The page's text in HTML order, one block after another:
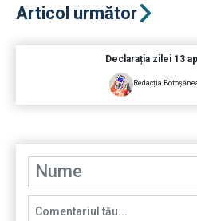
Articol următor
Declarația zilei 13
Redacția